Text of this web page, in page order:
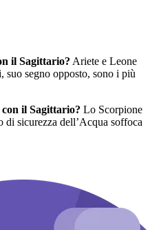
il Sagittario? Ariete e Leone
segno opposto, sono i più
il Sagittario? Lo Scorpione
sicurezza dell’Acqua soffoca